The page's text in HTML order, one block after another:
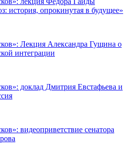
история, опрокинутая в будущее»
Лекция Александра Гущина о
интеграции
доклад Дмитрия Евстафьева и
видеоприветствие сенатора